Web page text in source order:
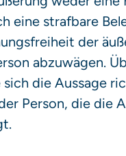
eine strafbare
der
abzuwägen.
sich die Aussage
Person, die die